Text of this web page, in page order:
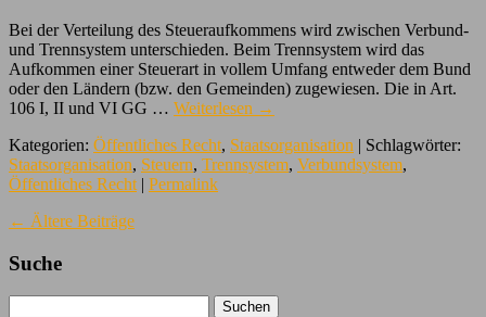
Bei der Verteilung des Steueraufkommens wird zwischen Verbund-
und Trennsystem unterschieden. Beim Trennsystem wird das
Aufkommen einer Steuerart in vollem Umfang entweder dem Bund
oder den Ländern (bzw. den Gemeinden) zugewiesen. Die in Art.
106 I, II und VI GG … Weiterlesen →
Kategorien: Öffentliches Recht, Staatsorganisation | Schlagwörter:
Staatsorganisation, Steuern, Trennsystem, Verbundsystem,
Öffentliches Recht | Permalink
← Ältere Beiträge
Suche